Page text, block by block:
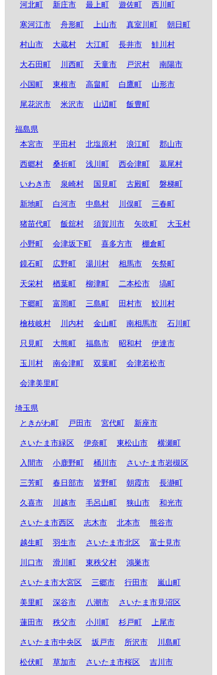
河北町 新庄市 最上町 遊佐町 西川町
寒河江市 舟形町 上山市 真室川町 朝日町
村山市 大蔵村 大江町 長井市 鮭川村
大石田町 川西町 天童市 戸沢村 南陽市
小国町 東根市 高畠町 白鷹町 山形市
尾花沢市 米沢市 山辺町 飯豊町
福島県
本宮市
平田村 北塩原村 浪江町 郡山市
西郷村 桑折町 浅川町 西会津町 葛尾村
いわき市 泉崎村 国見町 古殿町 磐梯町
新地町 白河市 中島村 川俣町 三春町
猪苗代町 飯舘村 須賀川市 矢吹町 大玉村
小野町 会津坂下町 喜多方市 棚倉町
鏡石町 広野町 湯川村 相馬市 矢祭町
天栄村 楢葉町 柳津町 二本松市 塙町
下郷町 富岡町 三島町 田村市 鮫川村
檜枝岐村 川内村 金山町 南相馬市 石川町
只見町 大熊町 福島市 昭和村 伊達市
玉川村 南会津町 双葉町 会津若松市
会津美里町
埼玉県
ときがわ町
戸田市 宮代町 新座市
さいたま市緑区 伊奈町 東松山市 横瀬町
入間市 小鹿野町 桶川市 さいたま市岩槻区
三芳町 春日部市 皆野町 朝霞市 長瀞町
久喜市 川越市 毛呂山町 狭山市 和光市
さいたま市西区 志木市 北本市 熊谷市
越生町 羽生市 さいたま市北区 富士見市
川口市 滑川町 東秩父村 鴻巣市
さいたま市大宮区 三郷市 行田市 嵐山町
美里町 深谷市 八潮市 さいたま市見沼区
蓮田市 秩父市 小川町 杉戸町 上尾市
さいたま市中央区 坂戸市 所沢市 川島町
松伏町 草加市 さいたま市桜区 吉川市